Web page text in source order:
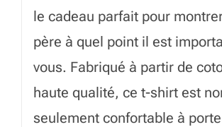
le cadeau parfait pour
père à quel point il est
vous. Fabriqué à partir de
haute qualité, ce t-shirt est
seulement confortable à